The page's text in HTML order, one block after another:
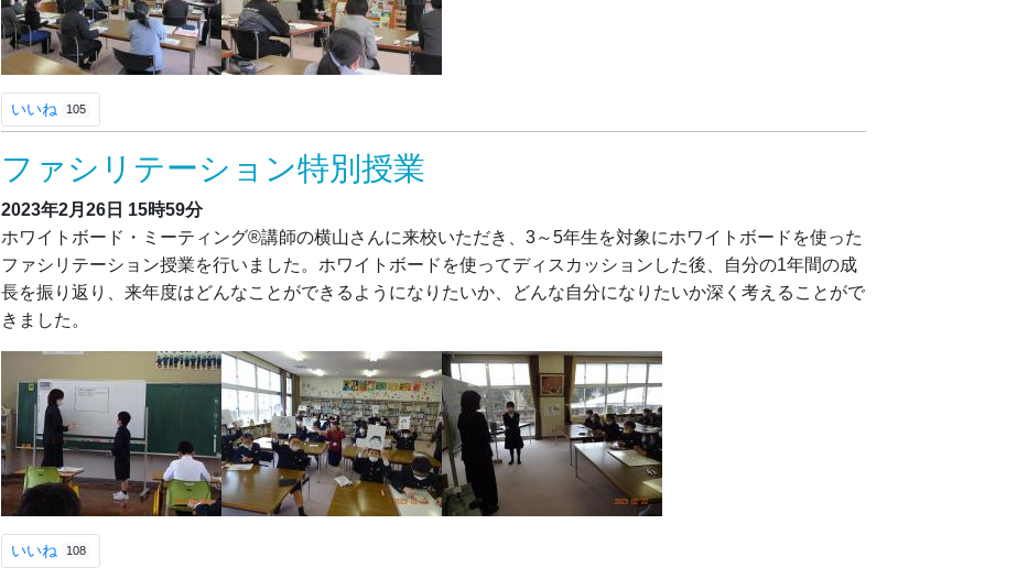
いいね 105
ファシリテーション特別授業
2023年2月26日 15時59分
ホワイトボード・ミーティング®講師の横山さんに来校いただき、3～5年生を対象にホワイトボードを使った
ファシリテーション授業を行いました。ホワイトボードを使ってディスカッションした後、自分の1年間の成
長を振り返り、来年度はどんなことができるようになりたいか、どんな自分になりたいか深く考えることがで
きました。
いいね 108